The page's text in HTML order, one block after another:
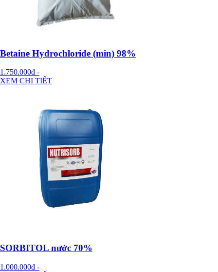
Betaine Hydrochloride (min) 98%
1.750.000đ -
XEM CHI TIẾT
SORBITOL nước 70%
1.000.000đ -